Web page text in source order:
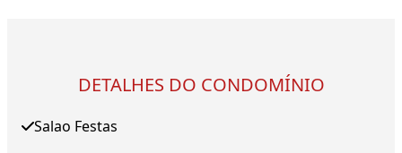
DETALHES DO CONDOMÍNIO
Salao Festas